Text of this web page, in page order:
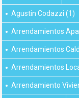
Agustin Codazzi (1)
Arrendamientos
Arrendamientos
Arrendamientos
Arrendamiento